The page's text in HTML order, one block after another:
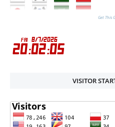
Get This
VISITOR